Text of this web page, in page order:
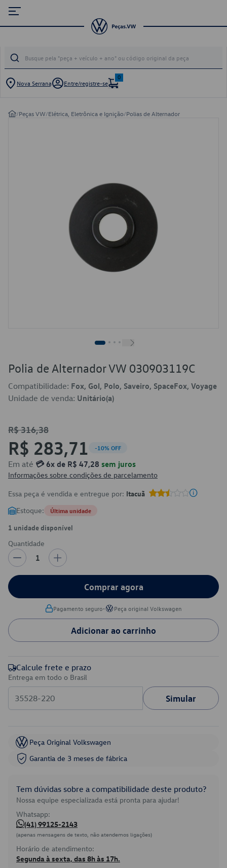
Nova Serrana Entre/registre-se
0
/Peças VW/Elétrica, Eletrônica e Ignição/Polias de Alternador
Polia de Alternador VW 030903119C
Compatibilidade: Fox, Gol, Polo, Saveiro, SpaceFox, Voyage
Unidade de venda: Unitário(a)
R$ 316,38
R$ 283,71 -10% OFF
Em até 💳 6x de R$ 47,28 sem juros
Informações sobre condições de parcelamento
Essa peça é vendida e entregue por: Itacuã
Estoque: Última unidade
1 unidade disponível
Quantidade
1
Comprar agora
Pagamento seguro• Peça original Volkswagen
Adicionar ao carrinho
Calcule frete e prazo
Entrega em todo o Brasil
Simular
Peça Original Volkswagen
Garantia de 3 meses de fábrica
Tem dúvidas sobre a compatibilidade deste produto?
Nossa equipe especializada está pronta para ajudar!
Whatsapp:
(41) 99125-2143
(apenas mensagens de texto, não atendemos ligações)
Horário de atendimento:
Segunda à sexta, das 8h às 17h.